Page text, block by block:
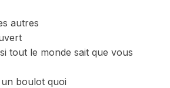
autres
tout le monde sait que vous
un boulot quoi